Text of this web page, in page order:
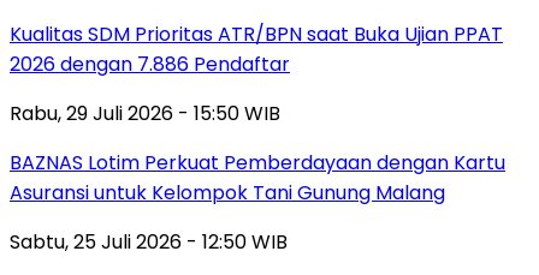
Kualitas SDM Prioritas ATR/BPN saat Buka Ujian PPAT
2026 dengan 7.886 Pendaftar
Rabu, 29 Juli 2026 - 15:50 WIB
BAZNAS Lotim Perkuat Pemberdayaan dengan Kartu
Asuransi untuk Kelompok Tani Gunung Malang
Sabtu, 25 Juli 2026 - 12:50 WIB